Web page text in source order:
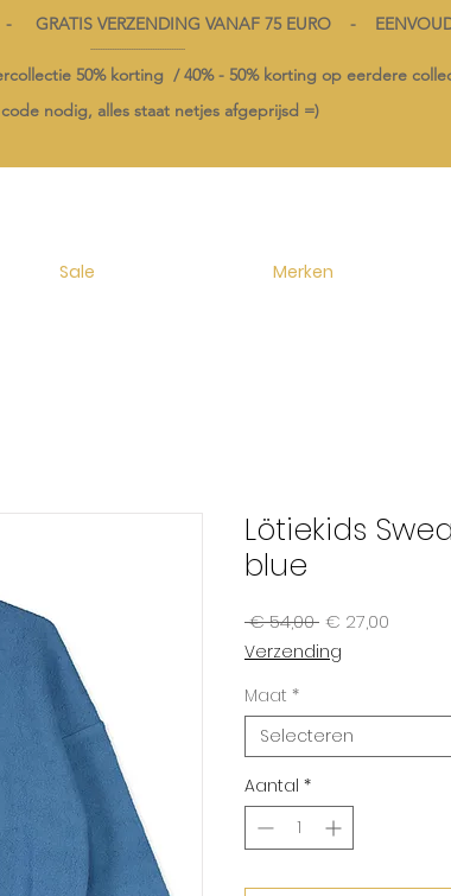
GRATIS VERZENDING VANAF 75 EURO -
----------------------------------------
50% korting /40% - 50% korting op eerdere
nodig, alles staat netjes afgeprijsd =)
Sale Merken
Lötiekids
blue
€ 54,00 Normale
€ 27,00
Verzending
Maat *
Selecteren
Aantal *